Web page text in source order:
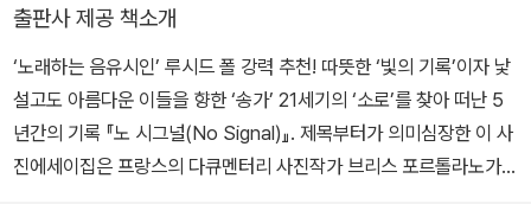
붙으며 내던 소리, 쩡, 쩡, 하며 굳어가던 물의 목소리보다 강렬한 노
래를 나는 한 번도 들어본 적이 없으니까요.
때마다』 『여자를 삼킨 화가 피카소』 『역광의 여인 비비안 마이어』
『파베세의 마지막 여름』 등 120여 권의 책을 우리말로 옮겼다.
출판사 제공 책소개
‘노래하는 음유시인’ 루시드 폴 강력 추천! 따뜻한 ‘빛의 기록’이자 낯
설고도 아름다운 이들을 향한 ‘송가’ 21세기의 ‘소로’를 찾아 떠난 5
년간의 기록 『노 시그널(No Signal)』. 제목부터가 의미심장한 이 사
진에세이집은 프랑스의 다큐멘터리 사진작가 브리스 포르톨라노가 2